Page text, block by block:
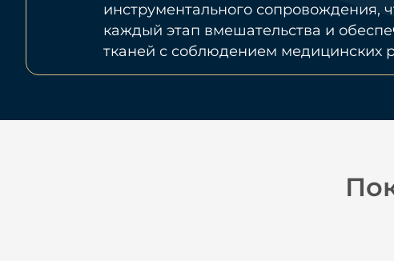
инструментального сопровождения,
каждый этап вмешательства и
тканей с соблюдением медицинских